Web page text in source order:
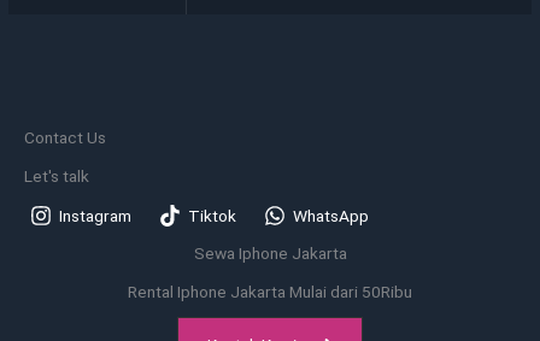
Contact Us
Let's talk
Instagram Tiktok
WhatsApp
Sewa Iphone Jakarta
Rental Iphone Jakarta Mulai dari 50Ribu